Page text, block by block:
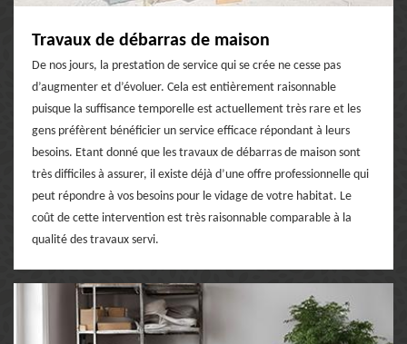
Travaux de débarras de maison
De nos jours, la prestation de service qui se crée ne cesse pas
d’augmenter et d’évoluer. Cela est entièrement raisonnable
puisque la suffisance temporelle est actuellement très rare et les
gens préfèrent bénéficier un service efficace répondant à leurs
besoins. Etant donné que les travaux de débarras de maison sont
très difficiles à assurer, il existe déjà d’une offre professionnelle qui
peut répondre à vos besoins pour le vidage de votre habitat. Le
coût de cette intervention est très raisonnable comparable à la
qualité des travaux servi.